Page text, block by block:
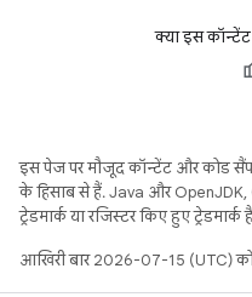
क्या इस
इस पेज पर मौजूद कॉन्टेंट और कोड
के हिसाब से हैं. Java और
ट्रेडमार्क या रजिस्टर किए हुए ट्रेडमार्क
आखिरी बार 2026-07-15 (UTC)